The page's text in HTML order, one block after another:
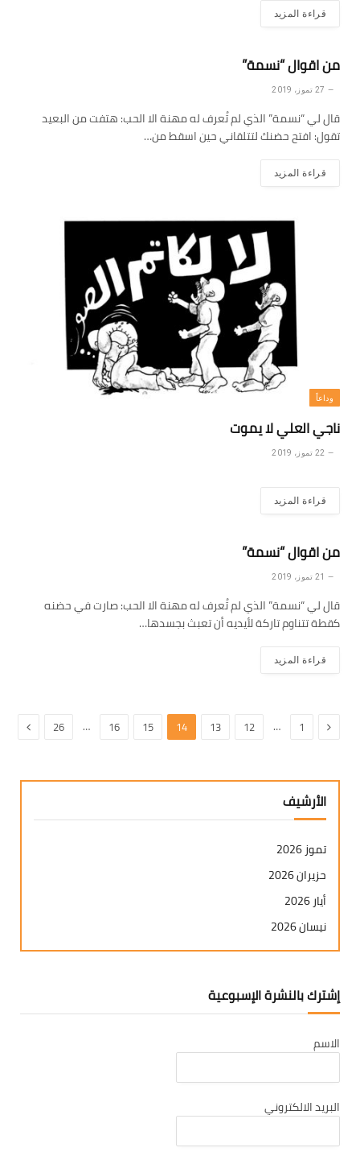
قراءة المزيد
من اقوال “نسمة”
27 تموز، 2019
قال لي “نسمة” الذي لم تُعرف له مهنة الا الحب: هتفت من البعيد
تقول: افتح حضنك لتتلقاني حين اسقط من…
قراءة المزيد
وداعاً
ناجي العلي لا يموت
22 تموز، 2019
قراءة المزيد
من اقوال “نسمة”
21 تموز، 2019
قال لي “نسمة” الذي لم تُعرف له مهنة الا الحب: صارت في حضنه
كقطة تتناوم تاركة لأيديه أن تعبث بجسدها…
قراءة المزيد
السابق
1
…
12
13
14
15
16
…
26 التالي
الأرشيف
تموز 2026
حزيران 2026
أيار 2026
نيسان 2026
آذار 2026
كانون ثاني 2026
تشرين ثاني 2025
تشرين أول 2025
أيلول 2025
إشترك بالنشرة الإسبوعية
الاسم
البريد الالكتروني